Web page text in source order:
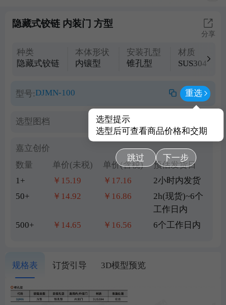
隐藏式铰链 内装门 方型
分享
种类
隐藏式铰链
本体形状
内镶型
安装孔型
锥孔型
材质
SUS304
型号:DJMN-100 重选
选型提示
选型后可查看商品价格和交期
跳过 下一步
选型图档
嘉立创价
数量
单价(未税) 单价(含税)
预估发货日
1+
￥15.19 ￥17.16
2小时内发货
50+
￥14.92 ￥16.86
2h(现货)~6个
工作日内
500+
￥14.65 ￥16.56 6个工作日内
规格表 订货引导 3D模型预览